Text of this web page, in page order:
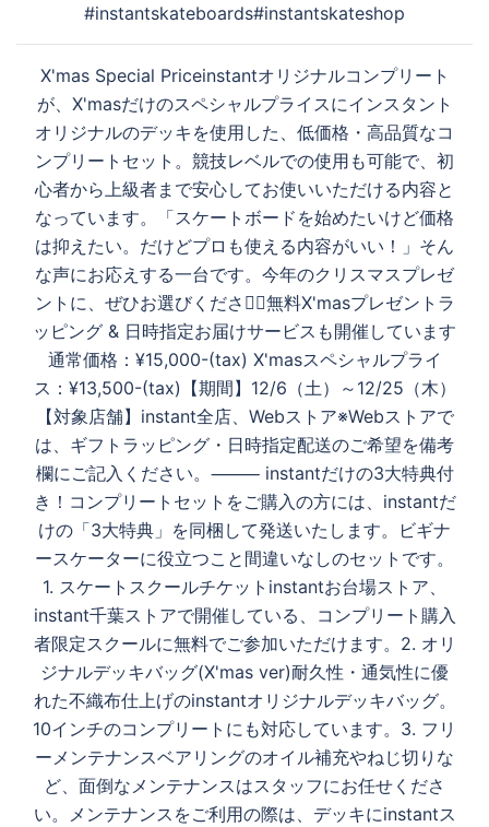
#instantskateboards#instantskateshop
X'mas Special Priceinstantオリジナルコンプリート
が、X'masだけのスペシャルプライスにインスタント
オリジナルのデッキを使用した、低価格・高品質なコ
ンプリートセット。競技レベルでの使用も可能で、初
心者から上級者まで安心してお使いいただける内容と
なっています。「スケートボードを始めたいけど価格
は抑えたい。だけどプロも使える内容がいい！」そん
な声にお応えする一台です。今年のクリスマスプレゼ
ントに、ぜひお選びください🏻無料X'masプレゼントラ
ッピング & 日時指定お届けサービスも開催しています
通常価格：¥15,000-(tax) X'masスペシャルプライ
ス：¥13,500-(tax)【期間】12/6（土）～12/25（木）
【対象店舗】instant全店、Webストア※Webストアで
は、ギフトラッピング・日時指定配送のご希望を備考
欄にご記入ください。⸻ instantだけの3大特典付
き！コンプリートセットをご購入の方には、instantだ
けの「3大特典」を同梱して発送いたします。ビギナ
ースケーターに役立つこと間違いなしのセットです。
1. スケートスクールチケットinstantお台場ストア、
instant千葉ストアで開催している、コンプリート購入
者限定スクールに無料でご参加いただけます。2. オリ
ジナルデッキバッグ(X'mas ver)耐久性・通気性に優
れた不織布仕上げのinstantオリジナルデッキバッグ。
10インチのコンプリートにも対応しています。3. フリ
ーメンテナンスベアリングのオイル補充やねじ切りな
ど、面倒なメンテナンスはスタッフにお任せくださ
い。メンテナンスをご利用の際は、デッキにinstantス